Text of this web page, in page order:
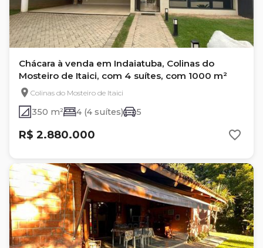
Chácara à venda em Indaiatuba, Colinas do
Mosteiro de Itaici, com 4 suítes, com 1000 m²
Colinas do Mosteiro de Itaici
350 m² 4 (4 suítes) 5
R$ 2.880.000